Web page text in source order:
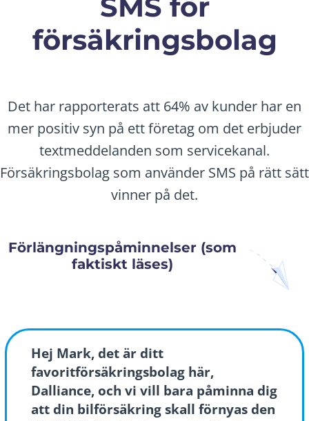
försäkringsbolag
Det har rapporterats att 64% av kunder har en
mer positiv syn på ett företag om det erbjuder
textmeddelanden som servicekanal.
Försäkringsbolag som använder SMS på rätt sätt
vinner på det.
Förlängningspåminnelser (som
faktiskt läses)
Hej Mark, det är ditt
favoritförsäkringsbolag här,
Dalliance, och vi vill bara påminna dig
att din bilförsäkring skall förnyas den